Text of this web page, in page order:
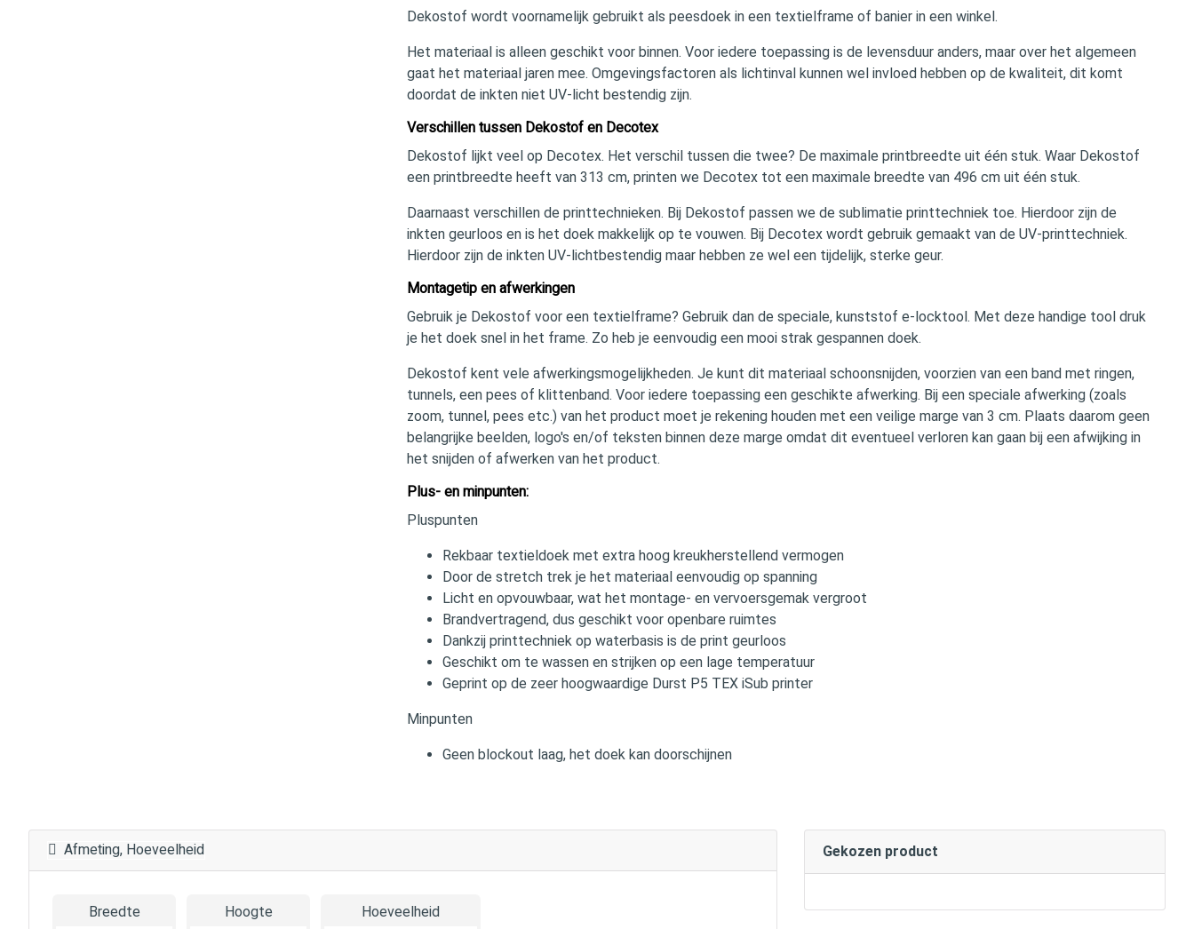
Dekostof wordt voornamelijk gebruikt als peesdoek in een textielframe of banier in een winkel.
Het materiaal is alleen geschikt voor binnen. Voor iedere toepassing is de levensduur anders, maar over het algemeen
gaat het materiaal jaren mee. Omgevingsfactoren als lichtinval kunnen wel invloed hebben op de kwaliteit, dit komt
doordat de inkten niet UV-licht bestendig zijn.
Verschillen tussen Dekostof en Decotex
Dekostof lijkt veel op Decotex. Het verschil tussen die twee? De maximale printbreedte uit één stuk. Waar Dekostof
een printbreedte heeft van 313 cm, printen we Decotex tot een maximale breedte van 496 cm uit één stuk.
Daarnaast verschillen de printtechnieken. Bij Dekostof passen we de sublimatie printtechniek toe. Hierdoor zijn de
inkten geurloos en is het doek makkelijk op te vouwen. Bij Decotex wordt gebruik gemaakt van de UV-printtechniek.
Hierdoor zijn de inkten UV-lichtbestendig maar hebben ze wel een tijdelijk, sterke geur.
Montagetip en afwerkingen
Gebruik je Dekostof voor een textielframe? Gebruik dan de speciale, kunststof e-locktool. Met deze handige tool druk
je het doek snel in het frame. Zo heb je eenvoudig een mooi strak gespannen doek.
Dekostof kent vele afwerkingsmogelijkheden. Je kunt dit materiaal schoonsnijden, voorzien van een band met ringen,
tunnels, een pees of klittenband. Voor iedere toepassing een geschikte afwerking. Bij een speciale afwerking (zoals
zoom, tunnel, pees etc.) van het product moet je rekening houden met een veilige marge van 3 cm. Plaats daarom geen
belangrijke beelden, logo's en/of teksten binnen deze marge omdat dit eventueel verloren kan gaan bij een afwijking in
het snijden of afwerken van het product.
Plus- en minpunten:
Pluspunten
Rekbaar textieldoek met extra hoog kreukherstellend vermogen
Door de stretch trek je het materiaal eenvoudig op spanning
Licht en opvouwbaar, wat het montage- en vervoersgemak vergroot
Brandvertragend, dus geschikt voor openbare ruimtes
Dankzij printtechniek op waterbasis is de print geurloos
Geschikt om te wassen en strijken op een lage temperatuur
Geprint op de zeer hoogwaardige Durst P5 TEX iSub printer
Minpunten
Geen blockout laag, het doek kan doorschijnen
Afmeting, Hoeveelheid
Breedte Hoogte Hoeveelheid
Gekozen product